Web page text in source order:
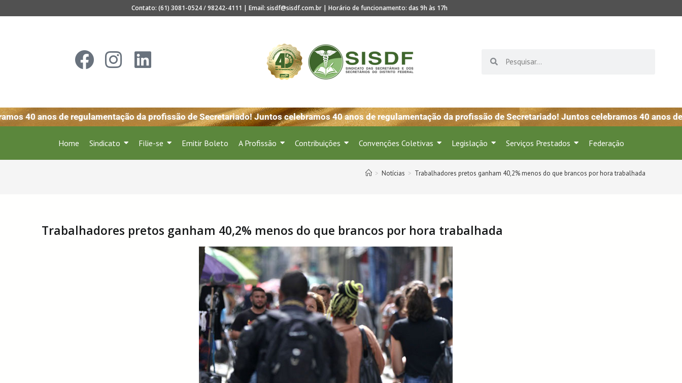
Contato: (61) 3081-0524 / 98242-4111 | Email: sisdf@sisdf.com.br | Horário de funcionamento: das 9h às 17h
40 anos de regulamentação da profissão de Secretariado! Juntos celebramos 40 anos de regulamentação da profissão de Secretariado! Juntos celebramos 40 anos
Home Sindicato Filie-se Emitir Boleto A Profissão Contribuições Convenções Coletivas Legislação Serviços Prestados Federação
> Notícias > Trabalhadores pretos ganham 40,2% menos do que brancos por hora trabalhada
Trabalhadores pretos ganham 40,2% menos do que brancos por hora trabalhada